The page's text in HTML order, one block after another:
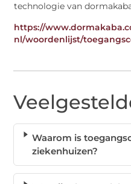
technologie van
https://
nl/woordenlijst/
Waarom is
ziekenhuizen?